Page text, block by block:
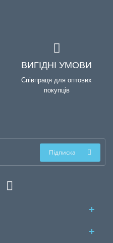
ВИГІДНІ УМОВИ
Співпраця для оптових
покупців
Підписка